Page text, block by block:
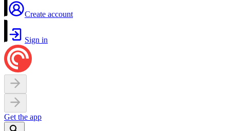
Create account
Sign in
Get the app